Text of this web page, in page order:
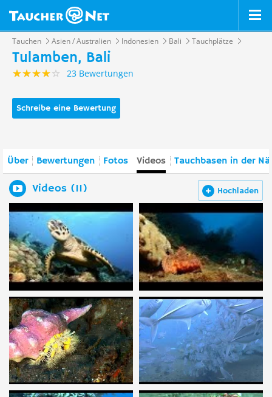
Tauchen Asien / Australien Indonesien Bali Tauchplätze
Tulamben, Bali
23 Bewertungen
Schreibe eine Bewertung
Über Bewertungen Fotos Videos Tauchbasen in der
Hochladen
Videos (11)